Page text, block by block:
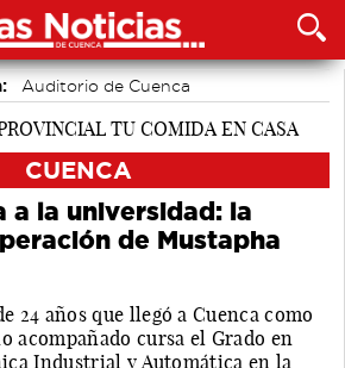
Auditorio de Cuenca
CUENCA
a la universidad: la
de Mustapha
24 años que llegó a Cuenca como
acompañado cursa el Grado en
Industrial y Automática en la